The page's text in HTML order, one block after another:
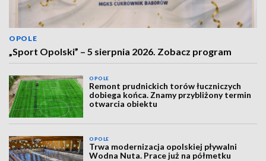
OPOLE
„Sport Opolski” – 5 sierpnia 2026. Zobacz program
OPOLE
Remont prudnickich torów łuczniczych
dobiega końca. Znamy przybliżony termin
otwarcia obiektu
OPOLE
Trwa modernizacja opolskiej pływalni
Wodna Nuta. Prace już na półmetku